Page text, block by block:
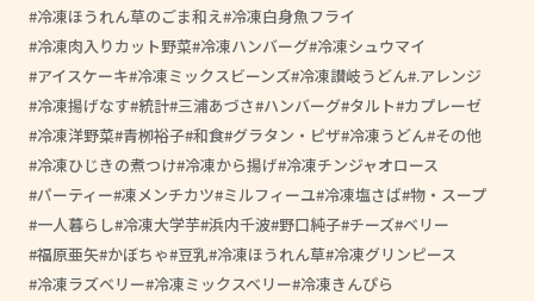
冷凍ほうれん草のごま和え 冷凍白身魚フライ
冷凍肉入りカット野菜 冷凍ハンバーグ 冷凍シュウマイ
アイスケーキ 冷凍ミックスビーンズ 冷凍讃岐うどん .アレンジ
冷凍揚げなす 統計 三浦あづさ ハンバーグ タルト カプレーゼ
冷凍洋野菜 青栁裕子 和食 グラタン・ピザ 冷凍うどん その他
冷凍ひじきの煮つけ 冷凍から揚げ 冷凍チンジャオロース
パーティー 凍メンチカツ ミルフィーユ 冷凍塩さば 物・スープ
一人暮らし 冷凍大学芋 浜内千波 野口純子 チーズ ベリー
福原亜矢 かぼちゃ 豆乳 冷凍ほうれん草 冷凍グリンピース
冷凍ラズベリー 冷凍ミックスベリー 冷凍きんぴら